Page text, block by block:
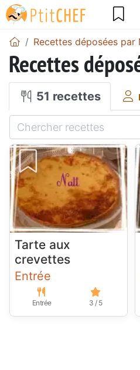
Recettes déposées par
Recettes
51 recettes
Tarte aux
crevettes
Entrée
Entrée 3 / 5